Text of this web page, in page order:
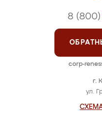
г.
ул.
8 (800)
corp-